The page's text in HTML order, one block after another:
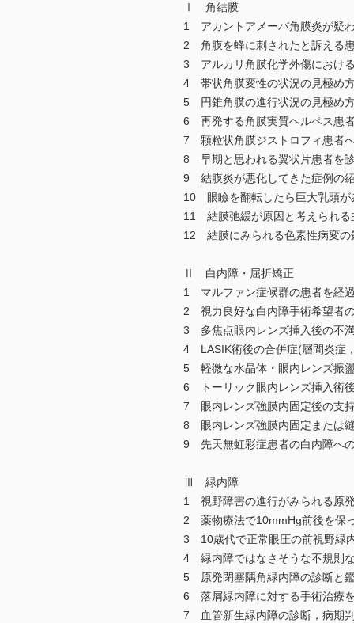
Ⅰ 角結膜
1 アカントアメーバ角膜炎が疑
2 角膜を蜂に刺されたと訴える
3 アルカリ角膜化学外傷におけ
4 帯状角膜変性の状況の見極め
5 円錐角膜の進行状況の見極め
6 再発する角膜実質ヘルペス患
7 顆粒状角膜ジストロフィ患者
8 早期と思われる翼状片患者を
9 結膜炎が悪化してきた症例の
10 眼瞼を翻転したら巨大乳頭
11 結膜弛緩が原因と考えられ
12 結膜にみられる色素性病変
Ⅱ 白内障・屈折矯正
1 マルファン症候群の患者を経
2 視力良好な白内障手術希望者
3 多焦点眼内レンズ挿入後の不
4 LASIK術後の合併症(層間炎症
5 軽微な水晶体・眼内レンズ振
6 トーリック眼内レンズ挿入術
7 眼内レンズ強膜内固定後の支
8 眼内レンズ強膜内固定または
9 先天無虹彩症患者の白内障へ
Ⅲ 緑内障
1 視野障害の進行がみられる原
2 薬物療法で10mmHg前後を保
3 10歳代で正常眼圧の前視野緑
4 緑内障ではなさそうな不規則
5 原発閉塞隅角緑内障の診断と
6 落屑緑内障に対する手術治療
7 血管新生緑内障の診断，病期